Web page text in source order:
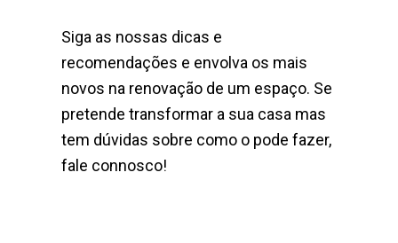
Siga as nossas dicas e
recomendações e envolva os mais
novos na renovação de um espaço. Se
pretende transformar a sua casa mas
tem dúvidas sobre como o pode fazer,
fale connosco!